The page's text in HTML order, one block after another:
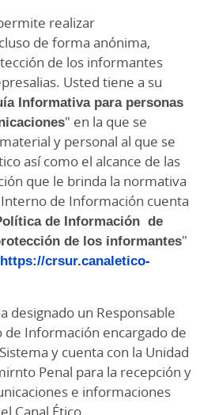
realizar
de forma anónima,
de los informantes
Usted tiene a su
Informativa para personas
" en la que se
y personal al que se
así como el alcance de las
que le brinda la normativa
de Información cuenta
de Información de
de los informantes"
https://crsur.canaletico-
designado un Responsable
de Información encargado de
y cuenta con la Unidad
Penal para la recepción y
e informaciones